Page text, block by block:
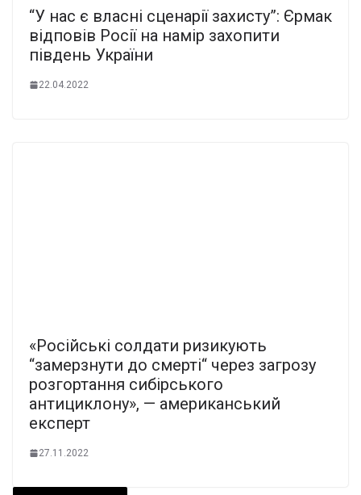
“У нас є власні сценарії захисту”: Єрмак
відповів Росії на намір захопити
південь України
22.04.2022
«Російські солдати ризикують
“замерзнути до смерті“ через загрозу
розгортання сибірського
антициклону», — американський
експерт
27.11.2022